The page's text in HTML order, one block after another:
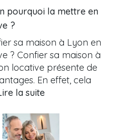
pourquoi la mettre en
?
sa maison à Lyon en
? Confier sa maison à
locative présente de
En effet, cela
la suite